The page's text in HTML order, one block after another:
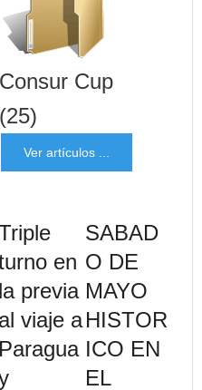
Consur Cup
(25)
Ver artículos ...
en
la previa
al viaje a
Paragua
SABAD
O DE
MAYO
HISTOR
ICO EN
EL